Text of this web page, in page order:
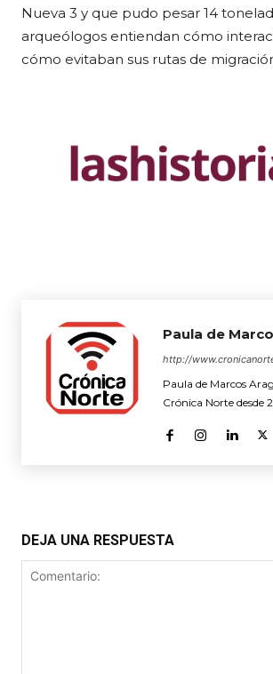
Nueva 3 y que pudo pesar 14
arqueólogos entiendan cómo
cómo evitaban sus rutas de
Paula de
http://
Paula de Marcos
Crónica Norte desde
DEJA UNA RESPUESTA